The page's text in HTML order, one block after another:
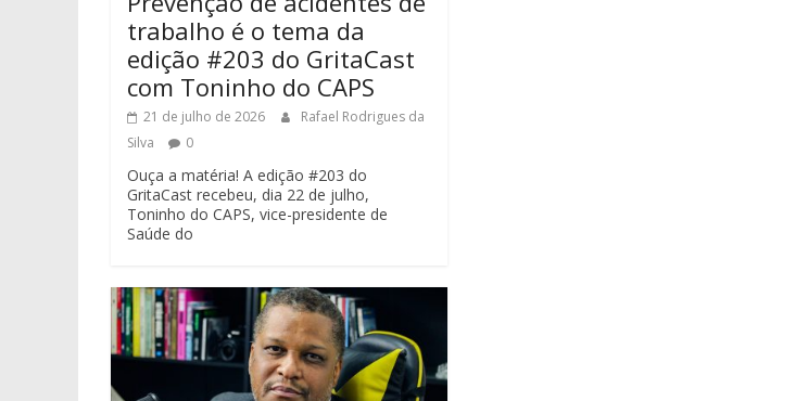
trabalho é o tema da
edição #203 do GritaCast
com Toninho do CAPS
21 de julho de 2026
Rafael Rodrigues da
Silva
0
Ouça a matéria! A edição #203 do
GritaCast recebeu, dia 22 de julho,
Toninho do CAPS, vice-presidente de
Saúde do